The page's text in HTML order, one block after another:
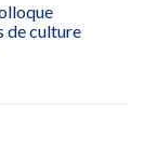
de culture